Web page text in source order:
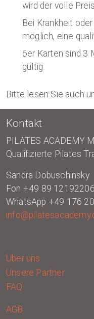
wird der volle
Bei Krankheit
möglich, eine
6er Karten sind 3
gültig
Bitte lesen Sie auch
Kontakt
PILATES ACADEMY
Qualifizierte Pilates
Sandra Dobuschinsky
Fon +49 89 12192206
WhatsApp +49 176
Über uns
Unsere Partner
FAQ
AGB